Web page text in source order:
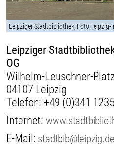
Leipziger Stadtbibliothek, Foto: leipzig-
Leipziger
OG
Wilhelm-Leuschner-
04107 Leipzig
Telefon: +49 (0)341
Internet:
E-Mail: stadtbib@leipzig.de